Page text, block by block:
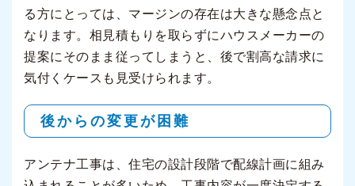
る方にとっては、マージンの存在は大きな懸念点と
なります。相見積もりを取らずにハウスメーカーの
提案にそのまま従ってしまうと、後で割高な請求に
気付くケースも見受けられます。
後からの変更が困難
アンテナ工事は、住宅の設計段階で配線計画に組み